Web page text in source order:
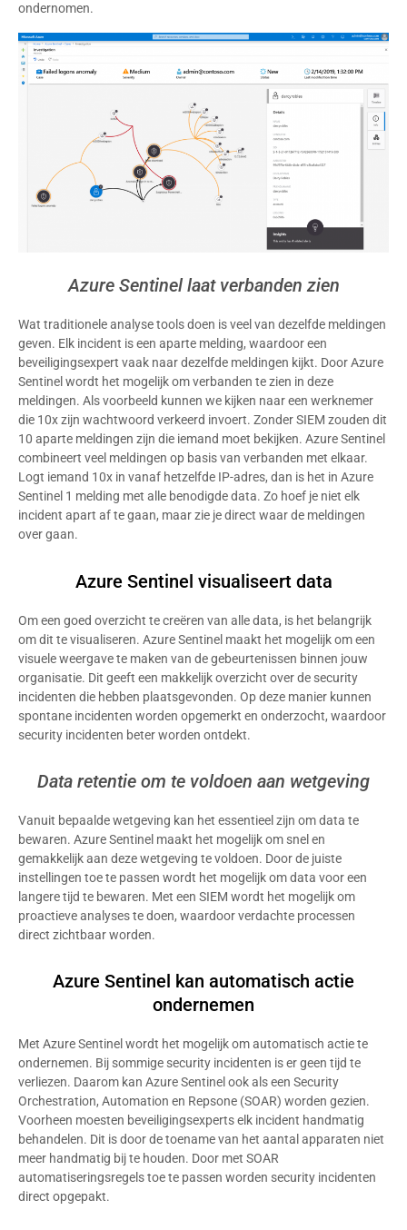
ondernomen.
Azure Sentinel laat verbanden zien
Wat traditionele analyse tools doen is veel van dezelfde meldingen
geven. Elk incident is een aparte melding, waardoor een
beveiligingsexpert vaak naar dezelfde meldingen kijkt. Door Azure
Sentinel wordt het mogelijk om verbanden te zien in deze
meldingen. Als voorbeeld kunnen we kijken naar een werknemer
die 10x zijn wachtwoord verkeerd invoert. Zonder SIEM zouden dit
10 aparte meldingen zijn die iemand moet bekijken. Azure Sentinel
combineert veel meldingen op basis van verbanden met elkaar.
Logt iemand 10x in vanaf hetzelfde IP-adres, dan is het in Azure
Sentinel 1 melding met alle benodigde data. Zo hoef je niet elk
incident apart af te gaan, maar zie je direct waar de meldingen
over gaan.
Azure Sentinel visualiseert data
Om een goed overzicht te creëren van alle data, is het belangrijk
om dit te visualiseren. Azure Sentinel maakt het mogelijk om een
visuele weergave te maken van de gebeurtenissen binnen jouw
organisatie. Dit geeft een makkelijk overzicht over de security
incidenten die hebben plaatsgevonden. Op deze manier kunnen
spontane incidenten worden opgemerkt en onderzocht, waardoor
security incidenten beter worden ontdekt.
Data retentie om te voldoen aan wetgeving
Vanuit bepaalde wetgeving kan het essentieel zijn om data te
bewaren. Azure Sentinel maakt het mogelijk om snel en
gemakkelijk aan deze wetgeving te voldoen. Door de juiste
instellingen toe te passen wordt het mogelijk om data voor een
langere tijd te bewaren. Met een SIEM wordt het mogelijk om
proactieve analyses te doen, waardoor verdachte processen
direct zichtbaar worden.
Azure Sentinel kan automatisch actie
ondernemen
Met Azure Sentinel wordt het mogelijk om automatisch actie te
ondernemen. Bij sommige security incidenten is er geen tijd te
verliezen. Daarom kan Azure Sentinel ook als een Security
Orchestration, Automation en Repsone (SOAR) worden gezien.
Voorheen moesten beveiligingsexperts elk incident handmatig
behandelen. Dit is door de toename van het aantal apparaten niet
meer handmatig bij te houden. Door met SOAR
automatiseringsregels toe te passen worden security incidenten
direct opgepakt.